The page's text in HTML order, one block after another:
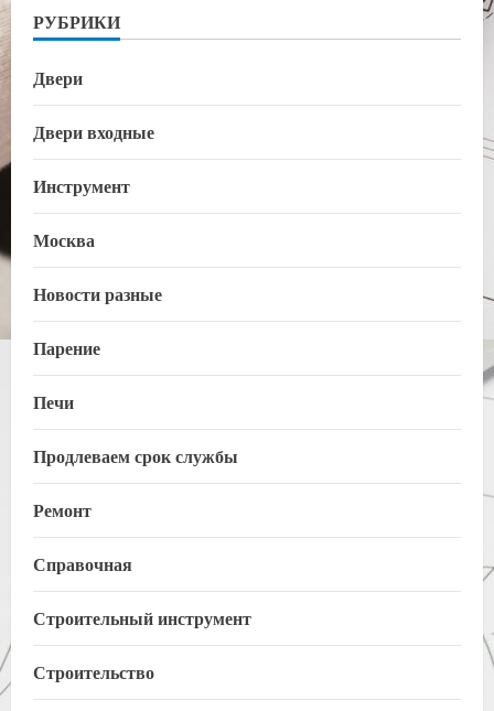
РУБРИКИ
Двери
Двери входные
Инструмент
Москва
Новости разные
Парение
Печи
Продлеваем срок службы
Ремонт
Справочная
Строительный инструмент
Строительство